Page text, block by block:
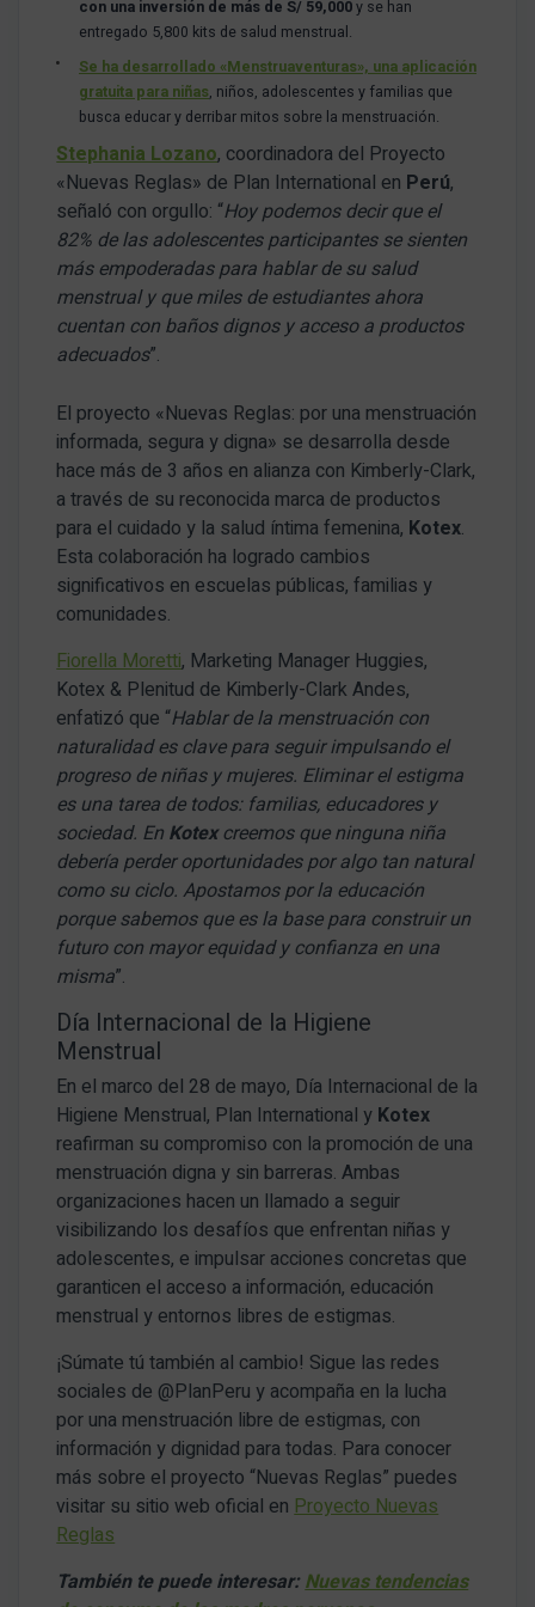
con una inversión de más de S/ 59,000y se han
entregado 5,800 kits de salud menstrual.
Se ha desarrollado «Menstruaventuras», una aplicación
gratuita para niñas, niños, adolescentes y familias que
busca educar y derribar mitos sobre la menstruación.
Stephania Lozano, coordinadora del Proyecto
«Nuevas Reglas» de Plan International en Perú,
señaló con orgullo: “Hoy podemos decir que el
82% de las adolescentes participantes se sienten
más empoderadas para hablar de su salud
menstrual y que miles de estudiantes ahora
cuentan con baños dignos y acceso a productos
adecuados”.
El proyecto «Nuevas Reglas: por una menstruación
informada, segura y digna» se desarrolla desde
hace más de 3 años en alianza con Kimberly-Clark,
a través de su reconocida marca de productos
para el cuidado y la salud íntima femenina, Kotex.
Esta colaboración ha logrado cambios
significativos en escuelas públicas, familias y
comunidades.
Fiorella Moretti, Marketing Manager Huggies,
Kotex & Plenitud de Kimberly-Clark Andes,
enfatizó que “Hablar de la menstruación con
naturalidad es clave para seguir impulsando el
progreso de niñas y mujeres. Eliminar el estigma
es una tarea de todos: familias, educadores y
sociedad. En Kotexcreemos que ninguna niña
debería perder oportunidades por algo tan natural
como su ciclo. Apostamos por la educación
porque sabemos que es la base para construir un
futuro con mayor equidad y confianza en una
misma”.
Día Internacional de la Higiene
Menstrual
En el marco del 28 de mayo, Día Internacional de la
Higiene Menstrual, Plan International y Kotex
reafirman su compromiso con la promoción de una
menstruación digna y sin barreras. Ambas
organizaciones hacen un llamado a seguir
visibilizando los desafíos que enfrentan niñas y
adolescentes, e impulsar acciones concretas que
garanticen el acceso a información, educación
menstrual y entornos libres de estigmas.
¡Súmate tú también al cambio! Sigue las redes
sociales de @PlanPeru y acompaña en la lucha
por una menstruación libre de estigmas, con
información y dignidad para todas. Para conocer
más sobre el proyecto “Nuevas Reglas” puedes
visitar su sitio web oficial enProyecto Nuevas
Reglas
También te puede interesar:Nuevas tendencias